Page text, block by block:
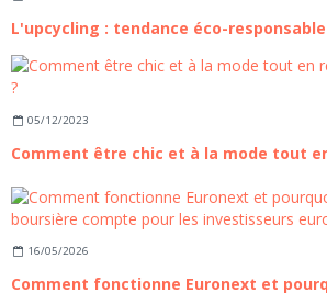
L'upcycling : tendance éco-
05/12/2023
16/05/2026